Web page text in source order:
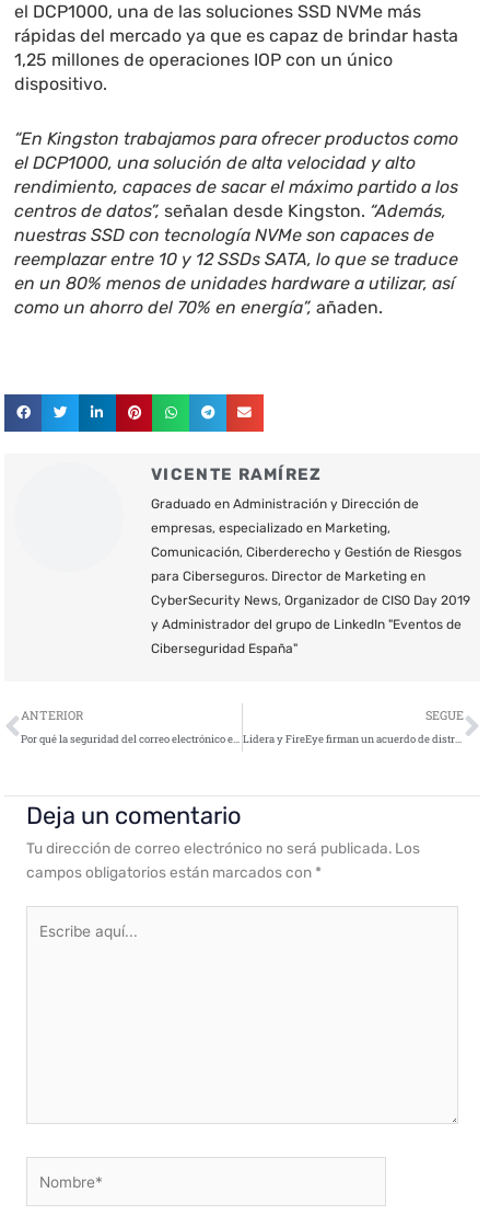
el DCP1000, una de las soluciones SSD NVMe más
rápidas del mercado ya que es capaz de brindar hasta
1,25 millones de operaciones IOP con un único
dispositivo.
“En Kingston trabajamos para ofrecer productos como
el DCP1000, una solución de alta velocidad y alto
rendimiento, capaces de sacar el máximo partido a los
centros de datos”, señalan desde Kingston. “Además,
nuestras SSD con tecnología NVMe son capaces de
reemplazar entre 10 y 12 SSDs SATA, lo que se traduce
en un 80% menos de unidades hardware a utilizar, así
como un ahorro del 70% en energía”, añaden.
VICENTE RAMÍREZ
Graduado en Administración y Dirección de
empresas, especializado en Marketing,
Comunicación, Ciberderecho y Gestión de Riesgos
para Ciberseguros. Director de Marketing en
CyberSecurity News, Organizador de CISO Day 2019
y Administrador del grupo de LinkedIn "Eventos de
Ciberseguridad España"
Ant
ANTERIOR
Por qué la seguridad del correo electrónico es tan importante
SEGUE
Lidera y FireEye firman un acuerdo de distribución para España y Portugal
Deja un comentario
Tu dirección de correo electrónico no será publicada. Los
campos obligatorios están marcados con *
aquí...